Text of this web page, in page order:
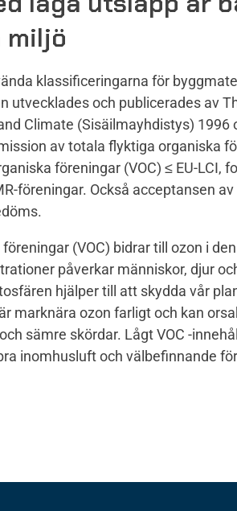
miljö
klassificeringarna för
utvecklades och publicerades av
Climate (Sisäilmayhdistys) 1996
av totala flyktiga organiska
föreningar (VOC) ≤ EU-LCI,
föreningar. Också acceptansen
(VOC) bidrar till ozon i
påverkar människor, djur
hjälper till att skydda vår
marknära ozon farligt och kan
sämre skördar. Lågt VOC -
inomhusluft och välbefinnande